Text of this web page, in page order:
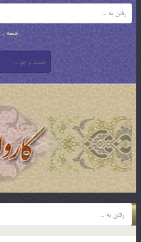
جمعه , 16 مرداد 1405